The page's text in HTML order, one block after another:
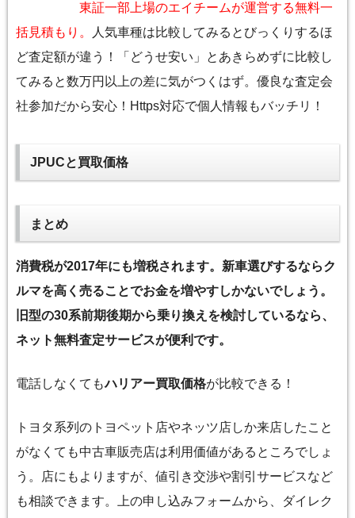
東証一部上場のエイチームが運営する無料一
括見積もり。
人気車種は比較してみるとびっくりするほ
ど査定額が違う！「どうせ安い」とあきらめずに比較し
てみると数万円以上の差に気がつくはず。優良な査定会
社参加だから安心！Https対応で個人情報もバッチリ！
JPUCと買取価格
まとめ
消費税が2017年にも増税されます。新車選びするならク
ルマを高く売ることでお金を増やすしかないでしょう。
旧型の30系前期後期から乗り換えを検討しているなら、
ネット無料査定サービスが便利です。
電話しなくてもハリアー買取価格が比較できる！
トヨタ系列のトヨペット店やネッツ店しか来店したこと
がなくても中古車販売店は利用価値があるところでしょ
う。店にもよりますが、値引き交渉や割引サービスなど
も相談できます。上の申し込みフォームから、ダイレク